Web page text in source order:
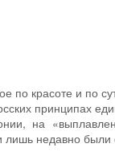
по красоте и по
принципах
на
лишь недавно